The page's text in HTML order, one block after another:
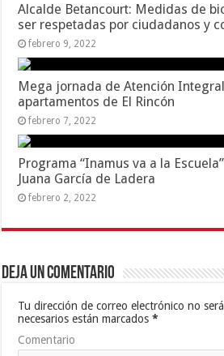
Alcalde Betancourt: Medidas de
ser respetadas por ciudadanos y
febrero 9, 2022
Mega jornada de Atención
apartamentos de El Rincón
febrero 7, 2022
Programa “Inamus va a la
Juana García de Ladera
febrero 2, 2022
Deja un comentario
Tu dirección de correo electrónico no
necesarios están marcados*
Comentario